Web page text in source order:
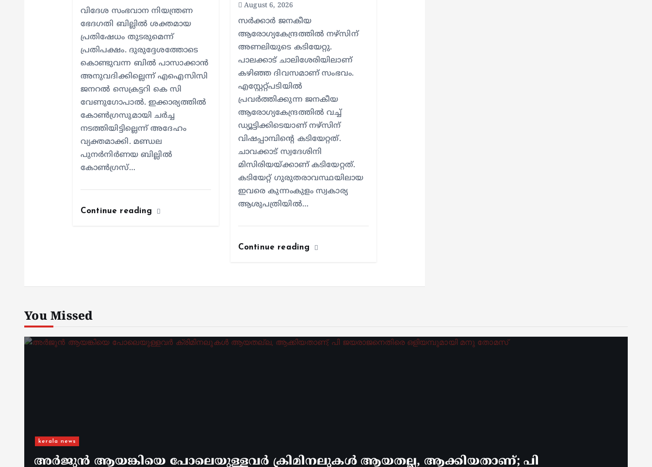
വിദേശ സംഭവാന നിയന്ത്രണ
ഭേദഗതി ബില്ലിൽ ശക്തമായ
പ്രതിഷേധം തുടരുമെന്ന്
പ്രതിപക്ഷം. ദുരുദ്ദേശത്തോടെ
കൊണ്ടുവന്ന ബിൽ പാസാക്കാൻ
അനുവദിക്കില്ലെന്ന് എഐസിസി
ജനറൽ സെക്രട്ടറി കെ സി
വേണുഗോപാൽ. ഇക്കാര്യത്തിൽ
കോൺഗ്രസുമായി ചർച്ച
നടത്തിയിട്ടില്ലെന്ന് അദേഹം
വ്യക്തമാക്കി. മണ്ഡല
പുനർനിർണയ ബില്ലിൽ
കോൺഗ്രസ്…
Continue reading
August 6, 2026
സര്‍ക്കാര്‍ ജനകീയ
ആരോഗ്യകേന്ദ്രത്തില്‍ നഴ്സിന്
അണലിയുടെ കടിയേറ്റു.
പാലക്കാട് ചാലിശേരിയിലാണ്
കഴിഞ്ഞ ദിവസമാണ് സംഭവം.
എസ്റ്റേറ്റ്പടിയില്‍
പ്രവര്‍ത്തിക്കുന്ന ജനകീയ
ആരോഗ്യകേന്ദ്രത്തില്‍ വച്ച്
ഡ്യൂട്ടിക്കിടെയാണ് നഴ്സിന്
വിഷപ്പാമ്പിന്റെ കടിയേറ്റത്.
ചാവക്കാട് സ്വദേശിനി
മിസിരിയയ്ക്കാണ് കടിയേറ്റത്.
കടിയേറ്റ് ഗുരുതരാവസ്ഥയിലായ
ഇവരെ കുന്നംകുളം സ്വകാര്യ
ആശുപത്രിയില്‍…
Continue reading
You Missed
kerala news
അർജുൻ ആയങ്കിയെ പോലെയുള്ളവർ ക്രിമിനലുകൾ ആയതല്ല, ആക്കിയതാണ്; പി